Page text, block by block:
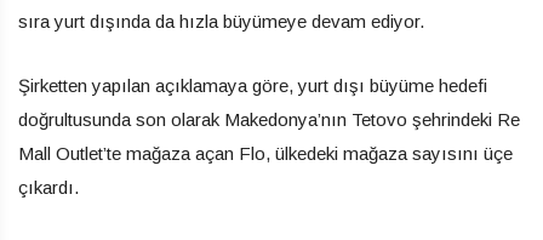
sıra yurt dışında da hızla büyümeye devam ediyor.
Şirketten yapılan açıklamaya göre, yurt dışı büyüme hedefi
doğrultusunda son olarak Makedonya’nın Tetovo şehrindeki Re
Mall Outlet’te mağaza açan Flo, ülkedeki mağaza sayısını üçe
çıkardı.